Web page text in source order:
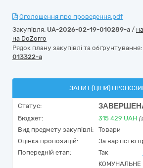
Оголошення про проведення.pdf
Закупівля: UA-2026-02-19-010289-a /
на DoZorro
Рядок плану закупівлі та обґрунтування:
013322-a
ЗАПИТ (ЦІНИ)
Статус:
Бюджет: 315 429 UAH
Вид предмету закупівлі:
Товари
Оцінка пропозицій:
За вартістю
Попередній етап:
Так
КОМУНАЛЬНЕ